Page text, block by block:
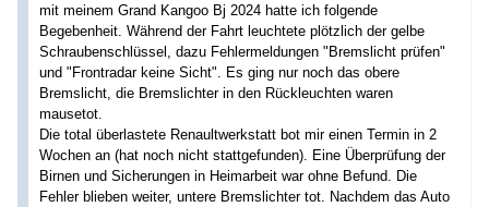
mit meinem Grand Kangoo Bj 2024 hatte ich folgende
Begebenheit. Während der Fahrt leuchtete plötzlich der gelbe
Schraubenschlüssel, dazu Fehlermeldungen "Bremslicht prüfen"
und "Frontradar keine Sicht". Es ging nur noch das obere
Bremslicht, die Bremslichter in den Rückleuchten waren
mausetot.
Die total überlastete Renaultwerkstatt bot mir einen Termin in 2
Wochen an (hat noch nicht stattgefunden). Eine Überprüfung der
Birnen und Sicherungen in Heimarbeit war ohne Befund. Die
Fehler blieben weiter, untere Bremslichter tot. Nachdem das Auto